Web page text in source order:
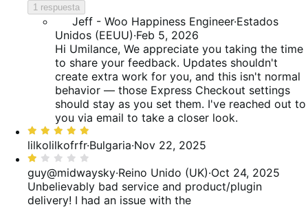
1 respuesta
Jeff - Woo Happiness Engineer·Estados
Unidos (EEUU)·Feb 5, 2026
Hi Umilance, We appreciate you taking the time
to share your feedback. Updates shouldn't
create extra work for you, and this isn't normal
behavior — those Express Checkout settings
should stay as you set them. I've reached out to
you via email to take a closer look.
Valoración:
5
de
5
lilkolilkofrfr·Bulgaria·Nov 22, 2025
Valoración:
1
de
5
guy@midwaysky·Reino Unido (UK)·Oct 24, 2025
Unbelievably bad service and product/plugin
delivery! I had an issue with the